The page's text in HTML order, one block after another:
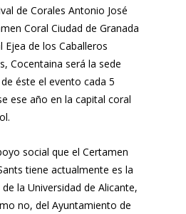
de Corales Antonio José
Coral Ciudad de Granada
Ejea de los Caballeros
Cocentaina será la sede
éste el evento cada 5
ese año en la capital coral
social que el Certamen
tiene actualmente es la
la Universidad de Alicante,
no, del Ayuntamiento de